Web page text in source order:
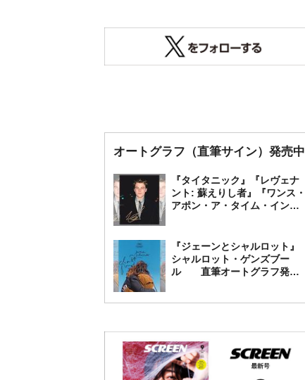
オートグラフ（直筆サイン）発売中
『タイタニック』『レヴェナ
ント: 蘇えりし者』『ワンス・
アポン・ア・タイム・イン・
フ発売中
『ジェーンとシャルロット』
シャルロット・ゲンズブー
ル 直筆オートグラフ発売